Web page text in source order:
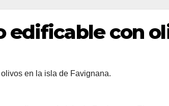
edificable con